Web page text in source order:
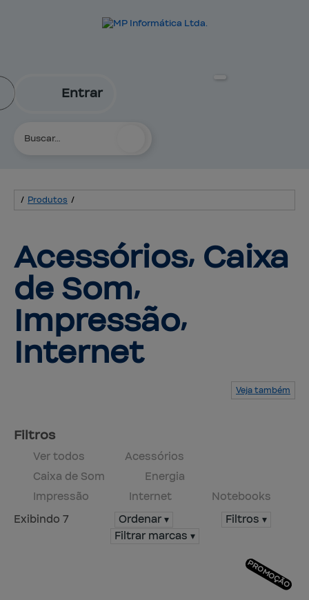
Entrar
/ Produtos /
Acessórios⸴ Caixa
Impressão⸴
Internet
Veja também
Filtros
Ver todos
Acessórios
Caixa de Som
Energia
Impressão
Internet
Notebooks
Exibindo 7
Ordenar ▾
Filtros ▾
Filtrar marcas ▾
PROMOÇÃO